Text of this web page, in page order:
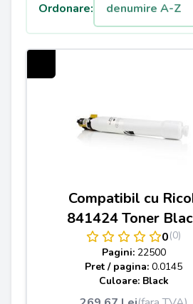
Ordonare:
Compatibil cu
841424 Toner
0(0)
Pagini: 22500
Pret / pagina: 0.0145
Culoare: Black